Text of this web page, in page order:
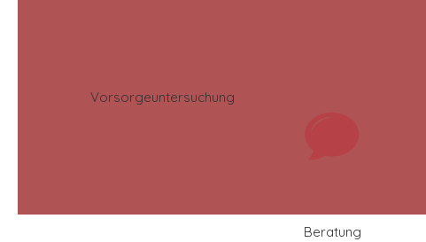
Vorsorgeuntersuchung
Beratung